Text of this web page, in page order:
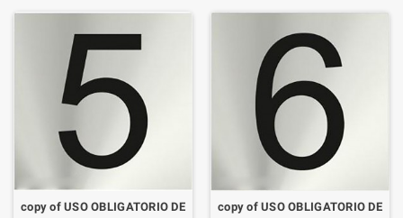
copy of USO OBLIGATORIO DE
copy of USO OBLIGATORIO DE